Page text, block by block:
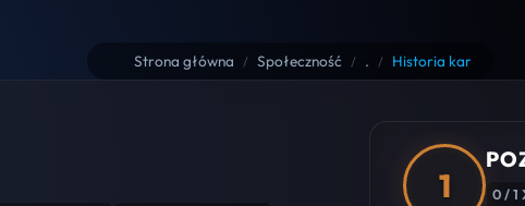
Strona główna / Społeczność / . / Historia kar
1 0 / 1